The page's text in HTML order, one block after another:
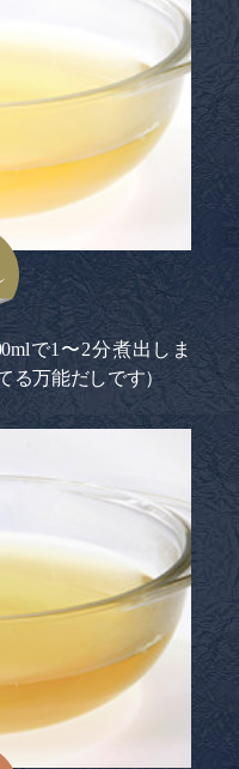
で1〜2分煮出しま
る万能だしです）